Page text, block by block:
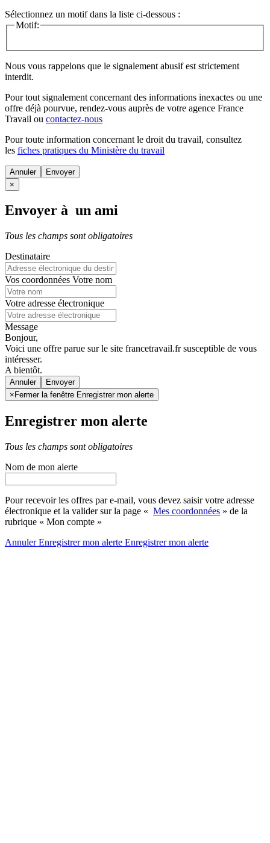
Sélectionnez un motif dans la liste ci-dessous :
Motif:
Nous vous rappelons que le signalement abusif est strictement
interdit.
Pour tout signalement concernant des informations inexactes ou une
offre déjà pourvue, rendez-vous auprès de votre agence France
Travail ou contactez-nous
Pour toute information concernant le droit du travail, consultez
les fiches pratiques du Ministère du travail
Annuler
×
Envoyer à un ami
Tous les champs sont obligatoires
Destinataire
Vos coordonnées Votre nom
Votre adresse électronique
Message
Bonjour,
Voici une offre parue sur le site francetravail.fr susceptible de vous
intéresser.
A bientôt.
Annuler
× Fermer la fenêtre Enregistrer mon alerte
Enregistrer mon alerte
Tous les champs sont obligatoires
Nom de mon alerte
Pour recevoir les offres par e-mail, vous devez saisir votre adresse
électronique et la valider sur la page « Mes coordonnées » de la
rubrique « Mon compte »
AnnulerEnregistrer mon alerte Enregistrermon alerte